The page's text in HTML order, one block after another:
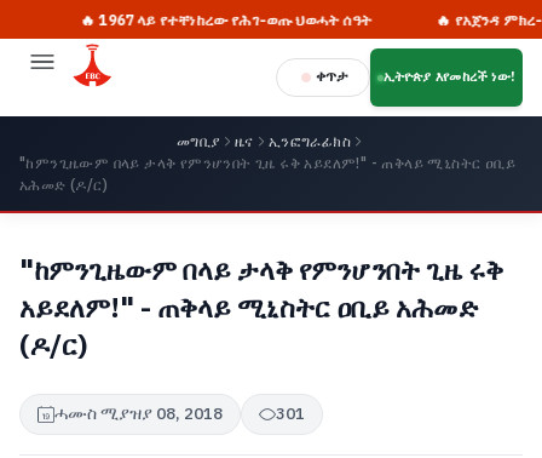
🔥 1967 ላይ የተቸነከረው የሕገ-ወጡ ህወሓት ሰዓት 🔥 የአጀንዳ ምክረ-
ቀጥታ ኢትዮጵያ እየመከረች ነው!
መግቢያ ዜና
ኢንፎግራፊክስ
"ከምንጊዜውም በላይ ታላቅ የምንሆንበት ጊዜ ሩቅ አይደለም!" - ጠቅላይ ሚኒስትር ዐቢይ
አሕመድ (ዶ/ር)
"ከምንጊዜውም በላይ ታላቅ የምንሆንበት ጊዜ ሩቅ
አይደለም!" - ጠቅላይ ሚኒስትር ዐቢይ አሕመድ
(ዶ/ር)
ሓሙስ ሚያዝያ 08, 2018 301